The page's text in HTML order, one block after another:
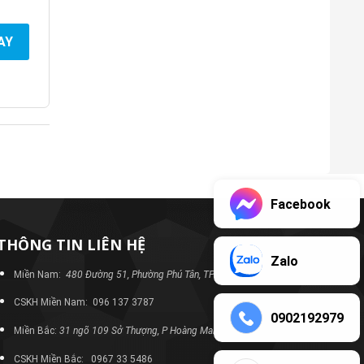
TIN LIÊN HỆ
Miền Nam: 480 Đường 51, Phường Phú Tân, TP Bình Dương
CSKH Miền Nam: 096 137 3787
Miền Bắc: 31 ngõ 109 Sở Thượng, P Hoàng Mai, TP Hà Nội
CSKH Miền Bắc: 0967 33 5486
Facebook
Zalo
0902192979